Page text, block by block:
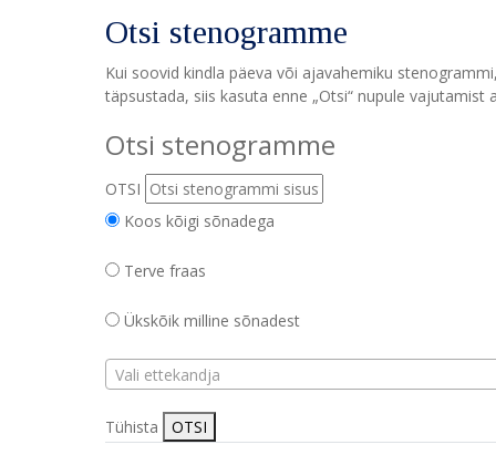
Otsi stenogramme
Kui soovid kindla päeva või ajavahemiku
täpsustada, siis kasuta enne „Otsi“ nupule
Otsi stenogramme
OTSI
Koos kõigi sõnadega
Terve fraas
Ükskõik milline sõnadest
Vali ettekandja
Tühista
OTSI